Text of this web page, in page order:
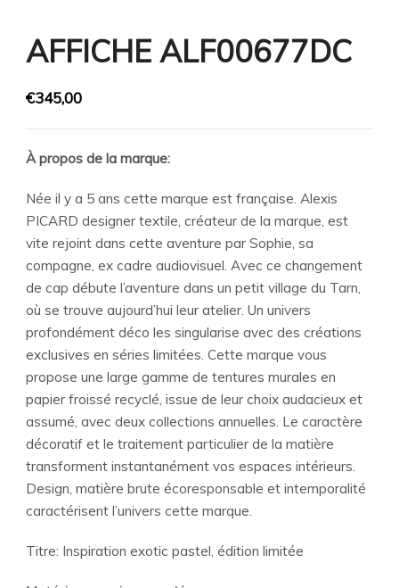
AFFICHE ALF00677DC
€345,00
À propos de la marque:
Née il y a 5 ans cette marque est française. Alexis
PICARD designer textile, créateur de la marque, est
vite rejoint dans cette aventure par Sophie, sa
compagne, ex cadre audiovisuel. Avec ce changement
de cap débute l’aventure dans un petit village du Tarn,
où se trouve aujourd’hui leur atelier. Un univers
profondément déco les singularise avec des créations
exclusives en séries limitées. Cette marque vous
propose une large gamme de tentures murales en
papier froissé recyclé, issue de leur choix audacieux et
assumé, avec deux collections annuelles. Le caractère
décoratif et le traitement particulier de la matière
transforment instantanément vos espaces intérieurs.
Design, matière brute écoresponsable et intemporalité
caractérisent l’univers cette marque.
Titre: Inspiration exotic pastel, édition limitée